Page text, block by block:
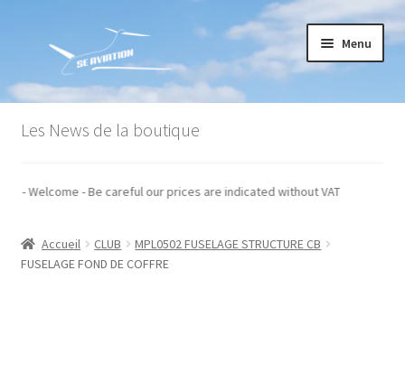
la
navigation
contenu
Menu
Accueil
Conditions générales de vente
Mon compte
Les News de la boutique
- Welcome - Be careful our prices are indicated without VAT
Accueil CLUB
MPL0502 FUSELAGE STRUCTURE CB
FUSELAGE FOND DE COFFRE